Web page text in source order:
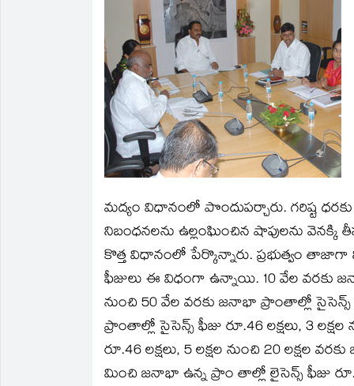
new
window)
in
new
window)
a
friend
(Opens
in
new
window)
in
new
window)
new
window)
new
window)
మద్యం విధానంలో పొందుపర్చారు. గరిష్ట
నిబంధనలను ఉల్లంఘించిన షాపులను వెనక్కి
కొత్త విధానంలో పేర్కొన్నారు. ప్రభుత్వం
ఫీజులు ఈ విధంగా ఉన్నాయి. 10 వేల వరకు
నుంచి 50 వేల వరకు జనాభా ప్రాంతాల్లో సైసెన్స్‌
ప్రాంతాల్లో సైసెన్స్‌ ఫీజు రూ.46 లక్షలు, 3
రూ.46 లక్షలు, 5 లక్షల నుంచి 20 లక్షల
మించి జనాభా ఉన్న ప్రాం తాల్లో లైసెన్స్‌ ఫీజు